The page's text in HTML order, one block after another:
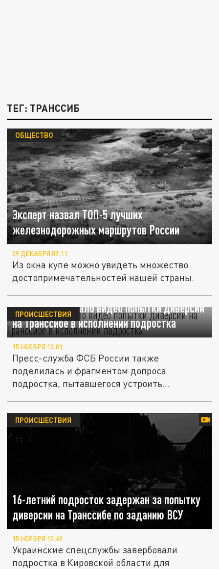
ТЕГ: ТРАНССИБ
Эксперт назвал ТОП-5 лучших
железнодорожных маршрутов России
ОБЩЕСТВО
09 ДЕКАБРЯ 07:11
Из окна купе можно увидеть множество
достопримечательностей нашей страны.
ФСБ обнародовало видео попытки диверсии
на Транссибе в исполнении подростка
ПРОИСШЕСТВИЯ
15 НОЯБРЯ 13:01
Пресс-служба ФСБ России также
поделилась и фрагментом допроса
подростка, пытавшегося устроить
16-летний подросток задержан за попытку
диверсии на Транссибе по заданию ВСУ
ПРОИСШЕСТВИЯ
15 НОЯБРЯ 10:49
Украинские спецслужбы завербовали
подростка в Кировской области для